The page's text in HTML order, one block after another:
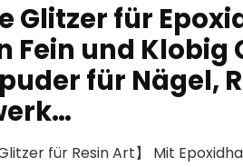
Glitzer für
Fein und Klobig
für Nägel,
für Resin Art】 Mit